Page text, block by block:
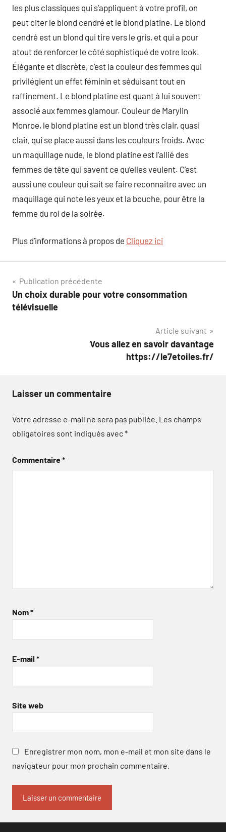
les plus classiques qui s’appliquent à votre profil, on
peut citer le blond cendré et le blond platine. Le blond
cendré est un blond qui tire vers le gris, et qui a pour
atout de renforcer le côté sophistiqué de votre look.
Élégante et discrète, c’est la couleur des femmes qui
privilégient un effet féminin et séduisant tout en
raffinement. Le blond platine est quant à lui souvent
associé aux femmes glamour. Couleur de Marylin
Monroe, le blond platine est un blond très clair, quasi
clair, qui se place aussi dans les couleurs froids. Avec
un maquillage nude, le blond platine est l’allié des
femmes de tête qui savent ce qu’elles veulent. C’est
aussi une couleur qui sait se faire reconnaitre avec un
maquillage qui note les yeux et la bouche, pour être la
femme du roi de la soirée.
Plus d’informations à propos de Cliquez ici
Navigation
de
Publication précédente
Un choix durable pour votre consommation
télévisuelle
Article suivant
Vous allez en savoir davantage
https://le7etoiles.fr/
Laisser un commentaire
Votre adresse e-mail ne sera pas publiée. Les champs
obligatoires sont indiqués avec*
Commentaire*
Nom*
E-mail *
Site web
Enregistrer mon nom, mon e-mail et mon site dans le
navigateur pour mon prochain commentaire.